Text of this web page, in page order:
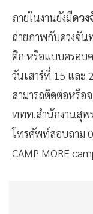
ภายในงานยังมีดว
ถ่ายภาพกับดวงจัน
ติก หรือแบบครอบ
วันเสาร์ที่ 15 และ
สามารถติดต่อหรือ
ททท.สำนักงานสุพ
โทรศัพท์สอบถาม
CAMP MORE